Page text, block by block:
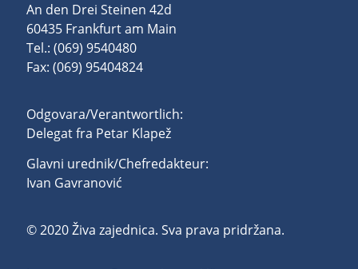
An den Drei Steinen 42d
60435 Frankfurt am Main
Tel.: (069) 9540480
Fax: (069) 95404824
Odgovara/Verantwortlich:
Delegat fra Petar Klapež
Glavni urednik/Chefredakteur:
Ivan Gavranović
© 2020 Živa zajednica. Sva prava pridržana.